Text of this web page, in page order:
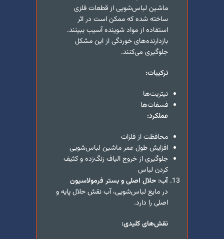
ماشین لباس‌شویی از قطعات فلزی
ساخته شده که ممکن است در اثر
استفاده از مواد شوینده آسیب ببینند.
بازدارنده‌های خوردگی از این مشکل
جلوگیری می‌کنند.
ترکیبات:
نیتریت‌ها
فسفات‌ها
عملکرد:
محافظت از فلزات
افزایش طول عمر ماشین لباس‌شویی
جلوگیری از خروج الیاف زنگ‌زده و کثیف
کردن لباس
آب: حلال اصلی و بستر فرمولاسیون
در مایع لباس‌شویی، آب نقش حلال پایه و
اصلی را دارد.
نقش‌های کلیدی: